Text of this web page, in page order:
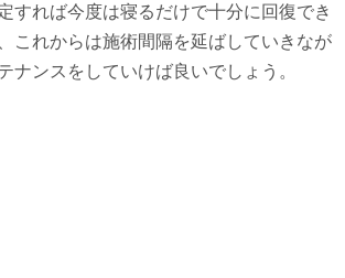
すれば今度は寝るだけで十分に回復でき
これからは施術間隔を延ばしていきなが
ナンスをしていけば良いでしょう。